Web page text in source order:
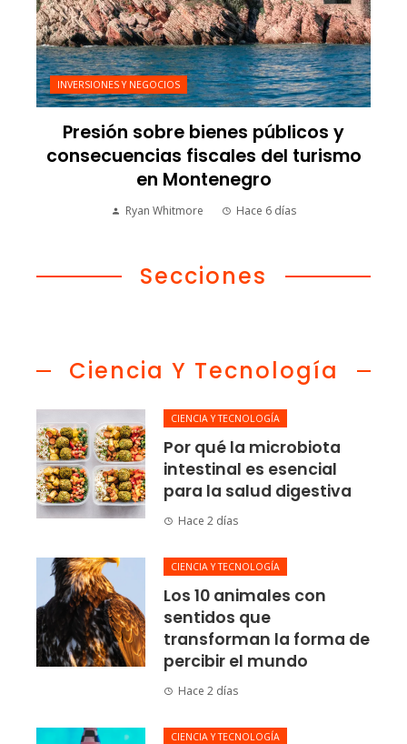
INVERSIONES Y NEGOCIOS
Presión sobre bienes públicos y
consecuencias fiscales del turismo
en Montenegro
Ryan Whitmore Hace 6 días
Secciones
Ciencia Y Tecnología
CIENCIA Y TECNOLOGÍA
Por qué la microbiota
intestinal es esencial
para la salud digestiva
Hace 2 días
CIENCIA Y TECNOLOGÍA
Los 10 animales con
sentidos que
transforman la forma de
percibir el mundo
Hace 2 días
CIENCIA Y TECNOLOGÍA